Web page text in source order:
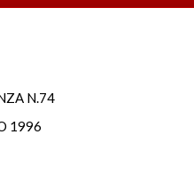
N.74
1996